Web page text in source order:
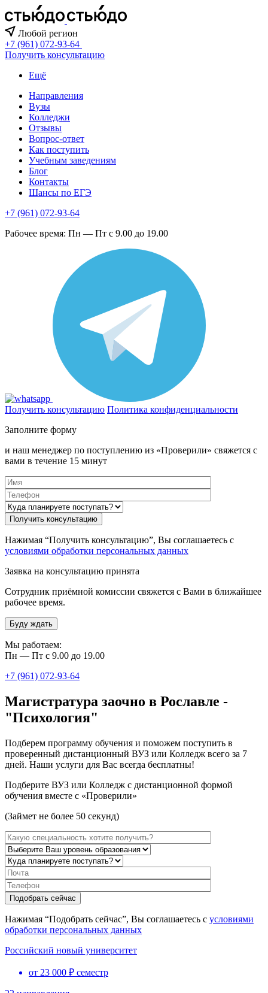
Любой регион
+7 (961) 072-93-64
Получить консультацию
Ещё
Направления
Вузы
Колледжи
Отзывы
Вопрос-ответ
Как поступить
Учебным заведениям
Блог
Контакты
Шансы по ЕГЭ
+7 (961) 072-93-64
Рабочее время: Пн — Пт с 9.00 до 19.00
Получить консультацию Политика конфиденциальности
Заполните форму
и наш менеджер по поступлению из «Проверили» свяжется с
вами в течение 15 минут
Нажимая “Получить консультацию”, Вы соглашаетесь с
условиями обработки персональных данных
Заявка на консультацию принята
Сотрудник приёмной комиссии свяжется с Вами в ближайшее
рабочее время.
Буду ждать
Мы работаем:
Пн — Пт с 9.00 до 19.00
+7 (961) 072-93-64
Магистратура заочно в Рославле -
"Психология"
Подберем программу обучения и поможем поступить в
проверенный дистанционный ВУЗ или Колледж всего за 7
дней. Наши услуги для Вас всегда бесплатны!
Подберите ВУЗ или Колледж с дистанционной формой
обучения вместе с «Проверили»
(Займет не более 50 секунд)
Нажимая “Подобрать сейчас”, Вы соглашаетесь с условиями
обработки персональных данных
Российский новый университет
от 23 000 ₽ семестр